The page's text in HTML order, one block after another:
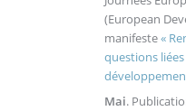
(European
manifeste«
questions
Mai.